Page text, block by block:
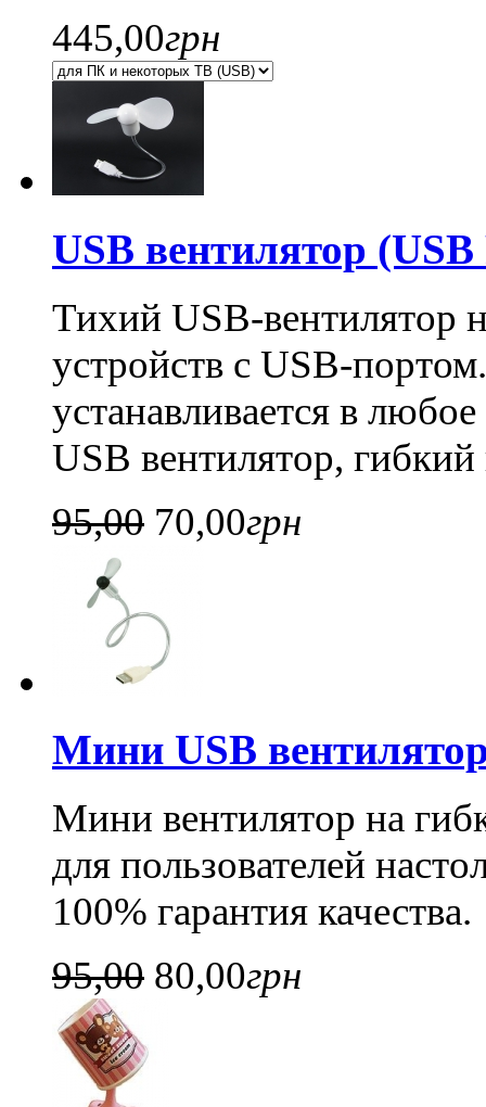
445,00грн
USB вентилятор
Тихий USB-вентилятор
устройств с USB-
устанавливается в
USB вентилятор,
95,00 70,00грн
Мини USB
Мини вентилятор на
для пользователей
100% гарантия качества.
95,00 80,00грн